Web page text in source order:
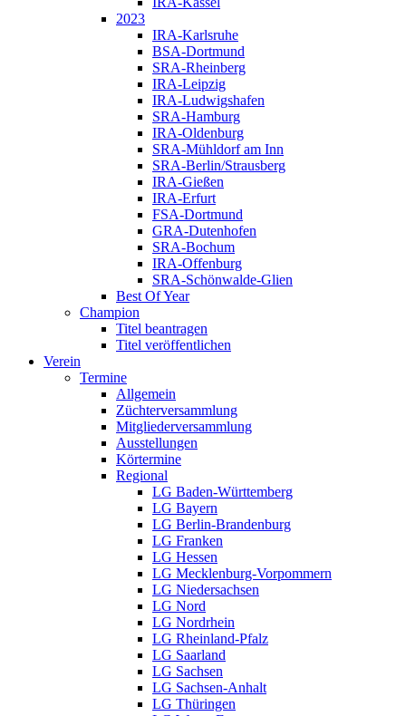
2023
IRA-Karlsruhe
BSA-Dortmund
SRA-Rheinberg
IRA-Leipzig
IRA-Ludwigshafen
SRA-Hamburg
IRA-Oldenburg
SRA-Mühldorf am Inn
SRA-Berlin/Strausberg
IRA-Gießen
IRA-Erfurt
FSA-Dortmund
GRA-Dutenhofen
SRA-Bochum
IRA-Offenburg
SRA-Schönwalde-Glien
Best Of Year
Champion
Titel beantragen
Titel veröffentlichen
Verein
Termine
Allgemein
Züchterversammlung
Mitgliederversammlung
Ausstellungen
Körtermine
Regional
LG Baden-Württemberg
LG Bayern
LG Berlin-Brandenburg
LG Franken
LG Hessen
LG Mecklenburg-Vorpommern
LG Niedersachsen
LG Nord
LG Nordrhein
LG Rheinland-Pfalz
LG Saarland
LG Sachsen
LG Sachsen-Anhalt
LG Thüringen